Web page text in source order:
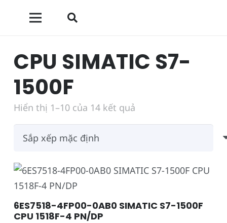
CPU SIMATIC S7-
1500F
Hiển thị 1–10 của 14 kết quả
6ES7518-4FP00-0AB0 SIMATIC S7-1500F
CPU 1518F-4 PN/DP